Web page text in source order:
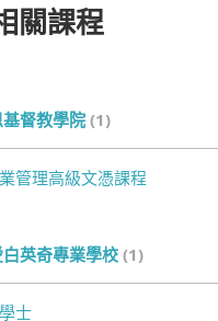
關課程
督教學院 (1)
管理高級文憑課程
白英奇專業學校 (1)
士